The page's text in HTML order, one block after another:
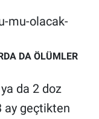
mu-olacak-
DA ÖLÜMLER
da 2 doz
ay geçtikten